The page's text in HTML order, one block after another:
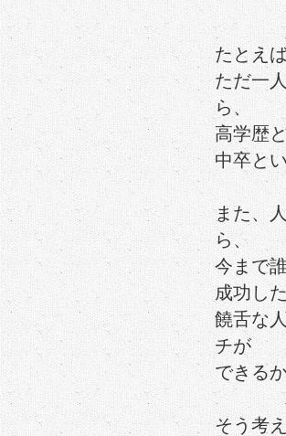
たとえ
ただ一
ら、
高学歴
中卒と
また、
ら、
今まで
成功し
饒舌な
チが
できる
そう考